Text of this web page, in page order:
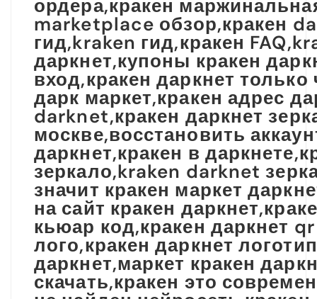
ордера,кракен
marketplace обзор,кракен
гид,kraken гид,кракен
даркнет,купоны кракен
вход,кракен даркнет только
дарк маркет,кракен адрес
darknet,кракен даркнет
москве,восстановить
даркнет,кракен в
зеркало,kraken darknet
значит кракен маркет
на сайт кракен
кьюар код,кракен даркнет
лого,кракен даркнет
даркнет,маркет кракен
скачать,кракен это